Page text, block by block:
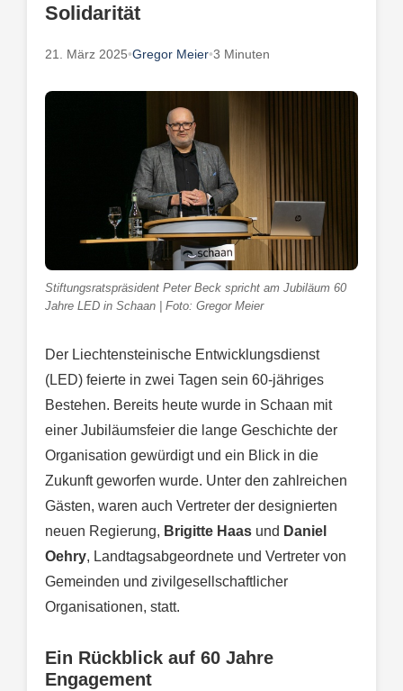
Solidarität
21. März 2025•Gregor Meier•3 Minuten
Stiftungsratspräsident Peter Beck spricht am Jubiläum 60
Jahre LED in Schaan | Foto: Gregor Meier
Der Liechtensteinische Entwicklungsdienst
(LED) feierte in zwei Tagen sein 60-jähriges
Bestehen. Bereits heute wurde in Schaan mit
einer Jubiläumsfeier die lange Geschichte der
Organisation gewürdigt und ein Blick in die
Zukunft geworfen wurde. Unter den zahlreichen
Gästen, waren auch Vertreter der designierten
neuen Regierung, Brigitte Haas und Daniel
Oehry, Landtagsabgeordnete und Vertreter von
Gemeinden und zivilgesellschaftlicher
Organisationen, statt.
Ein Rückblick auf 60 Jahre
Engagement